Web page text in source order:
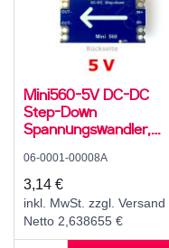
Mini560-5V DC-DC
Step-Down
Spannungswandler,
Converter, 4 A, 7..20 V
zu 5 V
06-0001-00008A
3,14 €
inkl. MwSt. zzgl. Versand
Netto 2,638655 €